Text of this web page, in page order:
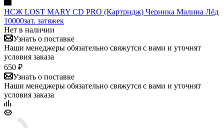
НСЖ LOST MARY CD PRO (Картридж) Черника Малина Лёд
10000зат. затяжек
Нет в наличии
Узнать о поставке
Наши менеджеры обязательно свяжутся с вами и уточнят
условия заказа
650 ₽
Узнать о поставке
Наши менеджеры обязательно свяжутся с вами и уточнят
условия заказа